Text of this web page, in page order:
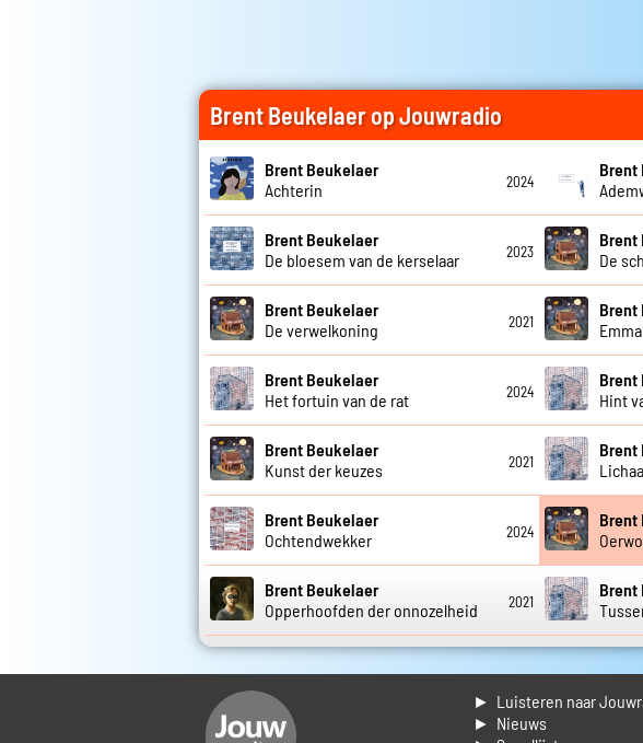
Brent Beukelaer op Jouwradio
Brent Beukelaer
Achterin
2024
Brent
Brent Beukelaer
De bloesem van de kerselaar
2023
Brent
De
Brent Beukelaer
De verwelkoning
2021
Brent
Brent Beukelaer
Het fortuin van de rat
2024
Brent
Hint
Brent Beukelaer
Kunst der keuzes
2021
Brent
Brent Beukelaer
Ochtendwekker
2024
Brent
Brent Beukelaer
Opperhoofden der onnozelheid
2021
Brent
► Luisteren naar
► Nieuws